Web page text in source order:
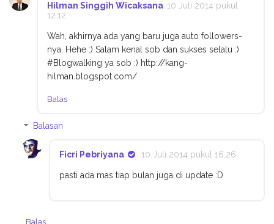
Hilman Singgih Wicaksana 10 Juli 2014 pukul
12.12
Wah, akhirnya ada yang baru juga auto followers-
nya. Hehe :) Salam kenal sob dan sukses selalu :)
#Blogwalking ya sob :) http://kang-
hilman.blogspot.com/
Balas
Balasan
Ficri Pebriyana 10 Juli 2014 pukul 16.26
pasti ada mas tiap bulan juga di update :D
Balas